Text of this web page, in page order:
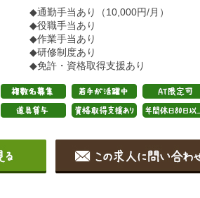
◆通勤手当あり（10,000円/月）
◆役職手当あり
◆作業手当あり
◆研修制度あり
◆免許・資格取得支援あり